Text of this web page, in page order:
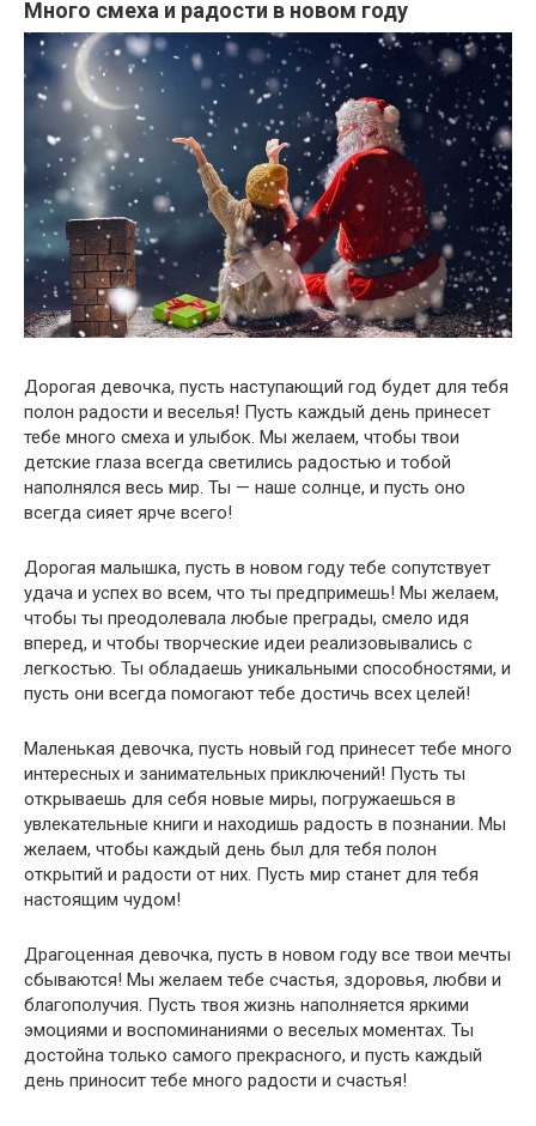
Много смеха и радости в новом году
Дорогая девочка, пусть наступающий год будет для тебя
полон радости и веселья! Пусть каждый день принесет
тебе много смеха и улыбок. Мы желаем, чтобы твои
детские глаза всегда светились радостью и тобой
наполнялся весь мир. Ты — наше солнце, и пусть оно
всегда сияет ярче всего!
Дорогая малышка, пусть в новом году тебе сопутствует
удача и успех во всем, что ты предпримешь! Мы желаем,
чтобы ты преодолевала любые преграды, смело идя
вперед, и чтобы творческие идеи реализовывались с
легкостью. Ты обладаешь уникальными способностями, и
пусть они всегда помогают тебе достичь всех целей!
Маленькая девочка, пусть новый год принесет тебе много
интересных и занимательных приключений! Пусть ты
открываешь для себя новые миры, погружаешься в
увлекательные книги и находишь радость в познании. Мы
желаем, чтобы каждый день был для тебя полон
открытий и радости от них. Пусть мир станет для тебя
настоящим чудом!
Драгоценная девочка, пусть в новом году все твои мечты
сбываются! Мы желаем тебе счастья, здоровья, любви и
благополучия. Пусть твоя жизнь наполняется яркими
эмоциями и воспоминаниями о веселых моментах. Ты
достойна только самого прекрасного, и пусть каждый
день приносит тебе много радости и счастья!